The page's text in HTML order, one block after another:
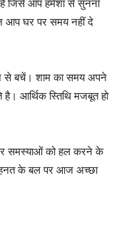
जिसे आप हमेशा से सुनना
आप घर पर समय नहीं दे
से बचें। शाम का समय अपने
आर्थिक स्तिथि मजबूत हो
समस्याओं को हल करने के
के बल पर आज अच्छा